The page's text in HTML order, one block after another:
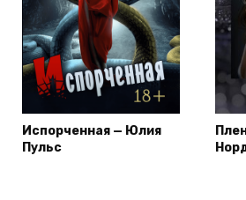
Испорченная — Юлия
Пульс